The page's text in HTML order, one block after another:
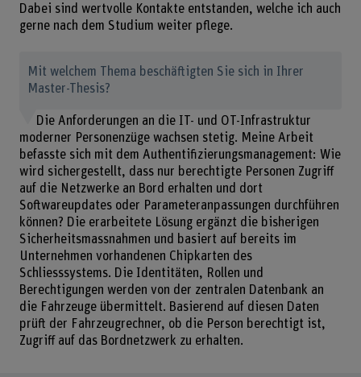
Dabei sind wertvolle Kontakte entstanden, welche ich auch
gerne nach dem Studium weiter pflege.
Mit welchem Thema beschäftigten Sie sich in Ihrer
Master-Thesis?
Die Anforderungen an die IT- und OT-Infrastruktur
moderner Personenzüge wachsen stetig. Meine Arbeit
befasste sich mit dem Authentifizierungsmanagement: Wie
wird sichergestellt, dass nur berechtigte Personen Zugriff
auf die Netzwerke an Bord erhalten und dort
Softwareupdates oder Parameteranpassungen durchführen
können? Die erarbeitete Lösung ergänzt die bisherigen
Sicherheitsmassnahmen und basiert auf bereits im
Unternehmen vorhandenen Chipkarten des
Schliesssystems. Die Identitäten, Rollen und
Berechtigungen werden von der zentralen Datenbank an
die Fahrzeuge übermittelt. Basierend auf diesen Daten
prüft der Fahrzeugrechner, ob die Person berechtigt ist,
Zugriff auf das Bordnetzwerk zu erhalten.